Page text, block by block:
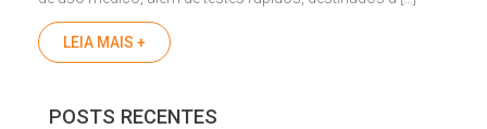
LEIA MAIS +
POSTS RECENTES